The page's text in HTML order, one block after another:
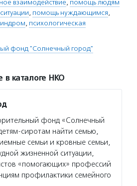
взаимодействие, помощь людям
, помощь нуждающимся,
, психологическая
фонд "Солнечный город"
в каталоге НКО
фонд «Солнечный
сиротам найти семью,
семьи и кровные семьи,
жизненной ситуации,
«помогающих» профессий
профилактики семейного